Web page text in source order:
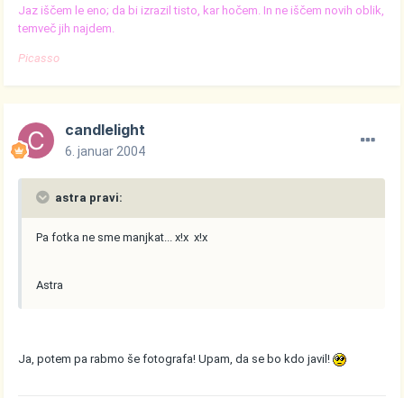
Jaz iščem le eno; da bi izrazil tisto, kar hočem. In ne iščem novih oblik,
temveč jih najdem.
Picasso
candlelight
6. januar 2004
astra pravi:
Pa fotka ne sme manjkat... x!x x!x
Astra
Ja, potem pa rabmo še fotografa! Upam, da se bo kdo javil!